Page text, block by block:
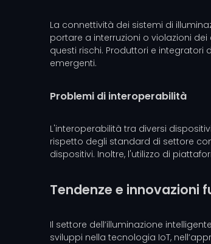
La connettività dei sistemi di
portare a interruzioni o violazioni
questi rischi. Produttori e
emergenti.
Problemi di interoperabilità
L'interoperabilità tra diversi
rispetto degli standard di settore
dispositivi. Inoltre, l'utilizzo di
Tendenze e innovazioni
Il settore dell’illuminazione
sviluppi nella tecnologia IoT,